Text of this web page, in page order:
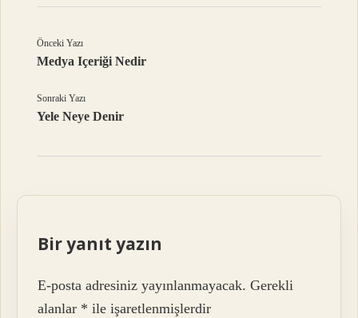
Önceki Yazı
Medya Içeriği Nedir
Sonraki Yazı
Yele Neye Denir
Bir yanıt yazın
E-posta adresiniz yayınlanmayacak. Gerekli
alanlar * ile işaretlenmişlerdir